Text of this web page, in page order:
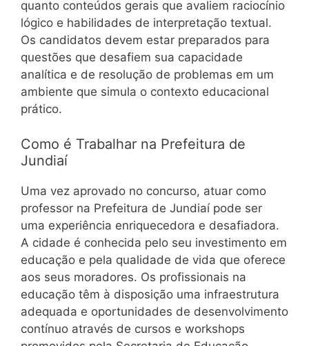
quanto conteúdos gerais que avaliem raciocínio
lógico e habilidades de interpretação textual.
Os candidatos devem estar preparados para
questões que desafiem sua capacidade
analítica e de resolução de problemas em um
ambiente que simula o contexto educacional
prático.
Como é Trabalhar na Prefeitura de
Jundiaí
Uma vez aprovado no concurso, atuar como
professor na Prefeitura de Jundiaí pode ser
uma experiência enriquecedora e desafiadora.
A cidade é conhecida pelo seu investimento em
educação e pela qualidade de vida que oferece
aos seus moradores. Os profissionais na
educação têm à disposição uma infraestrutura
adequada e oportunidades de desenvolvimento
contínuo através de cursos e workshops